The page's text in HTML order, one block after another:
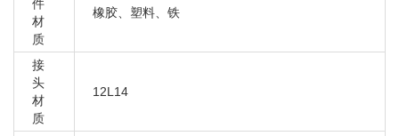
大众 迈腾9X2 2007-2011 B6
大众 迈腾R36 2007-2010
大众 迈腾942 2011-2016 B7L
大众 帕萨特 2001-2009 B5
大众 帕萨特 2011-2012 B7
件
材
质
橡胶、塑料、铁
接
头
材
质
12L14